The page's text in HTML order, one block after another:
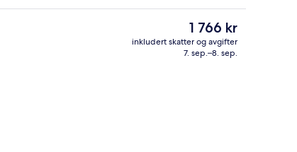
Twist Suite | Byutsikt
Den
nåværende
prisen
1 766 kr
inkludert skatter og avgifter
7. sep.–8. sep.